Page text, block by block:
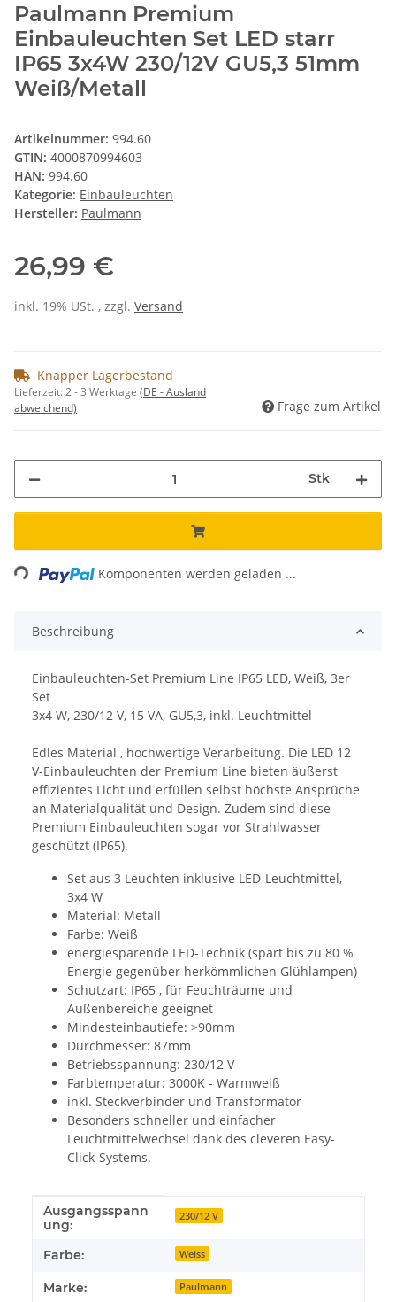
Paulmann Premium
Einbauleuchten Set LED starr
IP65 3x4W 230/12V GU5,3 51mm
Weiß/Metall
Artikelnummer: 994.60
GTIN: 4000870994603
HAN: 994.60
Kategorie: Einbauleuchten
Hersteller: Paulmann
26,99 €
inkl. 19% USt. , zzgl. Versand
Knapper Lagerbestand
Lieferzeit:2 - 3 Werktage (DE - Ausland
abweichend)
Frage zum Artikel
Stk
Loading... Komponenten werden geladen ...
Beschreibung
Einbauleuchten-Set Premium Line IP65 LED, Weiß, 3er
Set
3x4 W, 230/12 V, 15 VA, GU5,3, inkl. Leuchtmittel
Edles Material , hochwertige Verarbeitung. Die LED 12
V-Einbauleuchten der Premium Line bieten äußerst
effizientes Licht und erfüllen selbst höchste Ansprüche
an Materialqualität und Design. Zudem sind diese
Premium Einbauleuchten sogar vor Strahlwasser
geschützt (IP65).
Set aus 3 Leuchten inklusive LED-Leuchtmittel,
3x4 W
Material: Metall
Farbe: Weiß
energiesparende LED-Technik (spart bis zu 80 %
Energie gegenüber herkömmlichen Glühlampen)
Schutzart: IP65 , für Feuchträume und
Außenbereiche geeignet
Mindesteinbautiefe: >90mm
Durchmesser: 87mm
Betriebsspannung: 230/12 V
Farbtemperatur: 3000K - Warmweiß
inkl. Steckverbinder und Transformator
Besonders schneller und einfacher
Leuchtmittelwechsel dank des cleveren Easy-
Click-Systems.
Produkteigenschaft
Wert
Ausgangsspann
ung:
230/12 V
Farbe: Weiss
Marke: Paulmann